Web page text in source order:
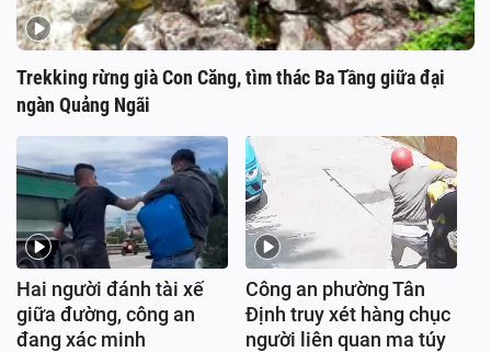
Trekking rừng già Con Căng, tìm thác Ba Tầng giữa đại
ngàn Quảng Ngãi
Hai người đánh tài xế
giữa đường, công an
đang xác minh
Công an phường Tân
Định truy xét hàng chục
người liên quan ma túy